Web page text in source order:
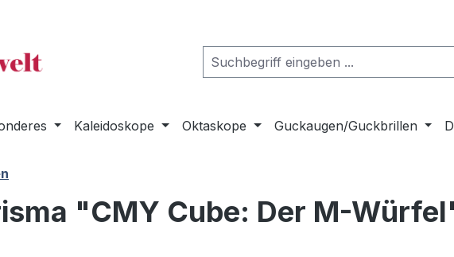
Kaleidoskope Oktaskope Guckaugen/Guckbrillen
"CMY Cube: Der M-